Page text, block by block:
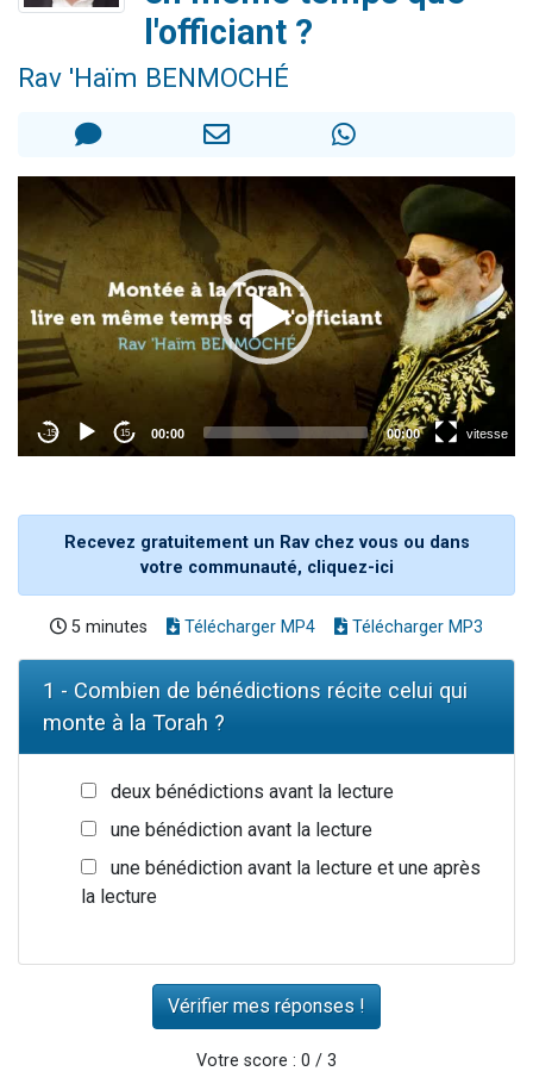
Il reste 49 places pour étudier en groupe sur Zoom
12 nouvelles musiques dans Torah-Box Music
l'officiant ?
Rav 'Haïm BENMOCHÉ
Recevez gratuitement un Rav chez vous ou dans
votre communauté, cliquez-ici
5 minutes Télécharger MP4 Télécharger MP3
1 - Combien de bénédictions récite celui qui
monte à la Torah ?
deux bénédictions avant la lecture
une bénédiction avant la lecture
une bénédiction avant la lecture et une après
la lecture
Votre score : 0 / 3